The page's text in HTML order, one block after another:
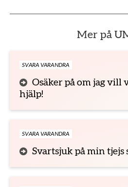
Mer på
SVARA VARANDRA
Osäker på om jag vill
hjälp!
SVARA VARANDRA
Svartsjuk på min tjejs